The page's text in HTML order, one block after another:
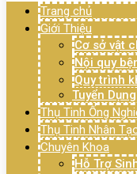
Trang chủ
Giới Thiệu
Cơ sở vật
Nội quy
Quy trình
Tuyển Dụng
Thụ Tinh Ống
Thụ Tinh Nhân
Chuyên Khoa
Hỗ Trợ